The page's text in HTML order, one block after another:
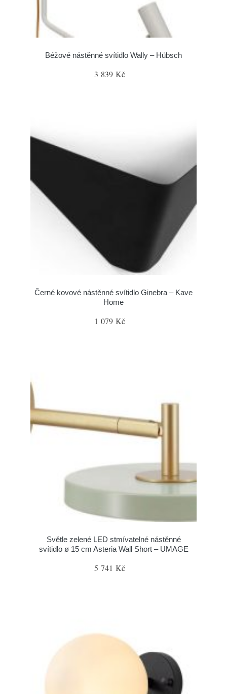
Béžové nástěnné svítidlo Wally – Hübsch
3 839 Kč
Černé kovové nástěnné svítidlo Ginebra – Kave
Home
1 079 Kč
Světle zelené LED stmívatelné nástěnné
svítidlo ø 15 cm Asteria Wall Short – UMAGE
5 741 Kč